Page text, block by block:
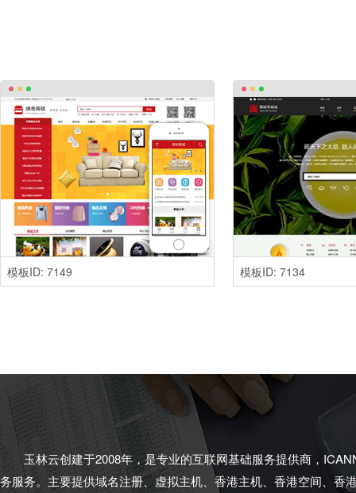
模板ID: 7149 模板ID: 7134
玉林云创建于2008年，是专业的互联网基础服务提供商，
务服务。主要提供域名注册、虚拟主机、香港主机、香港空间、